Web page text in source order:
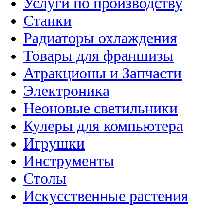
Станки
Радиаторы охлаждения
Товары для франшизы
Атракционы и Запчасти
Электроника
Неоновые светильники
Кулеры для компьютера
Игрушки
Инструменты
Столы
Искусственные растения